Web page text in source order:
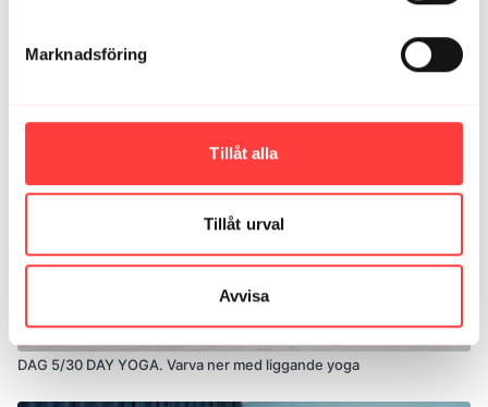
Marknadsföring
Tillåt alla
Tillåt urval
Avvisa
DAG 19/30 DAY YOGA. Liggande och sittande stretch
11:10
DAG 5/30 DAY YOGA. Varva ner med liggande yoga